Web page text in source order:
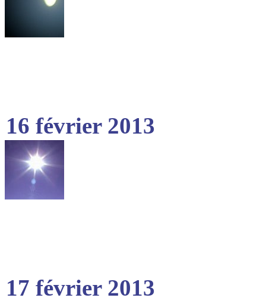
16 février 2013
17 février 2013